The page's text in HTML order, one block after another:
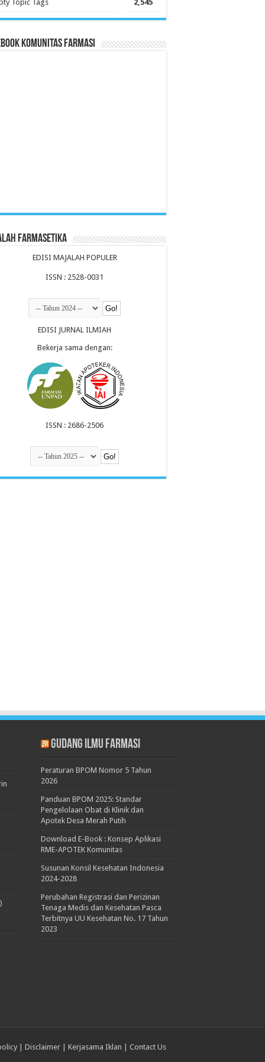
Topic Tags 2,545
Komunitas Farmasi
Farmasetika
EDISI MAJALAH POPULER
ISSN : 2528-0031
EDISI JURNAL ILMIAH
Bekerja sama dengan:
ISSN : 2686-2506
Gudang Ilmu Farmasi
Peraturan BPOM Nomor 5 Tahun
2026
Panduan BPOM 2025: Standar
Pengelolaan Obat di Klinik dan
Apotek Desa Merah Putih
Download E-Book : Konsep Aplikasi
RME-APOTEK Komunitas
Susunan Konsil Kesehatan Indonesia
2024-2028
Perubahan Registrasi dan Perizinan
Tenaga Medis dan Kesehatan Pasca
Terbitnya UU Kesehatan No. 17 Tahun
2023
Disclaimer Kerjasama Iklan Contact Us